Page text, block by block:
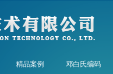
精品案例 邓白氏编码